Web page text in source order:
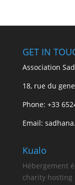
GET IN
Association
18, rue du
Phone: +33
Email:
Kualo
Hébergement
charity hosting